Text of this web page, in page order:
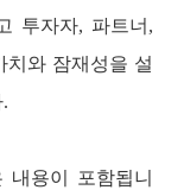
투자자, 파트너,
치와 잠재성을 설
내용이 포함됩니